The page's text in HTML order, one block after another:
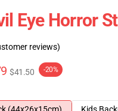
Eye Horror
reviews)
$41.50 -20%